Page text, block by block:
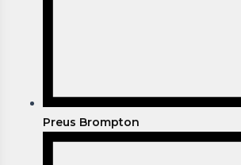
Preus Brompton